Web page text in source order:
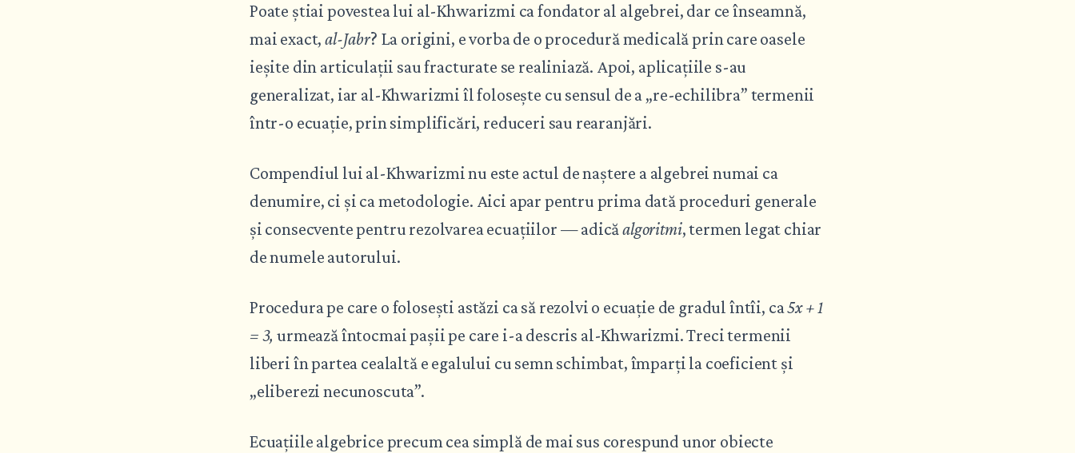
Poate știai povestea lui al-Khwarizmi ca fondator al algebrei, dar ce înseamnă,
mai exact,al-Jabr? La origini, e vorba de o procedură medicală prin care oasele
ieșite din articulații sau fracturate se realiniază. Apoi, aplicațiile s-au
generalizat, iar al-Khwarizmi îl folosește cu sensul de a „re-echilibra” termenii
într-o ecuație, prin simplificări, reduceri sau rearanjări.
Compendiul lui al-Khwarizmi nu este actul de naștere a algebrei numai ca
denumire, ci și ca metodologie. Aici apar pentru prima dată proceduri generale
și consecvente pentru rezolvarea ecuațiilor — adicăalgoritmi, termen legat chiar
de numele autorului.
Procedura pe care o folosești astăzi ca să rezolvi o ecuație de gradul întîi, ca5x + 1
= 3, urmează întocmai pașii pe care i-a descris al-Khwarizmi. Treci termenii
liberi în partea cealaltă e egalului cu semn schimbat, împarți la coeficient și
„eliberezi necunoscuta”.
Ecuațiile algebrice precum cea simplă de mai sus corespund unor obiecte